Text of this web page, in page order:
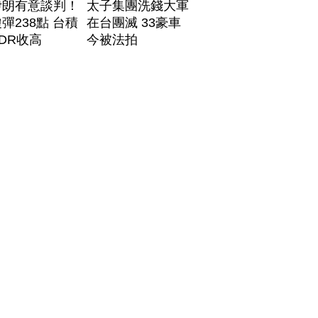
有意談判！
238點 台積
收高
太子集團洗錢大軍
在台團滅 33豪車
今被法拍